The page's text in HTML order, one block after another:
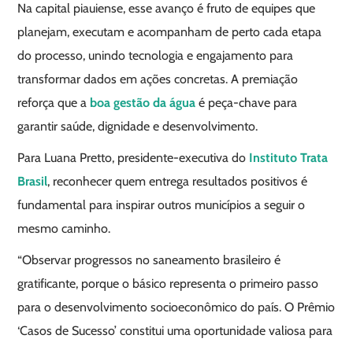
Na capital piauiense, esse avanço é fruto de equipes que
planejam, executam e acompanham de perto cada etapa
do processo, unindo tecnologia e engajamento para
transformar dados em ações concretas. A premiação
reforça que a boa gestão da água é peça-chave para
garantir saúde, dignidade e desenvolvimento.
Para Luana Pretto, presidente-executiva do Instituto Trata
Brasil, reconhecer quem entrega resultados positivos é
fundamental para inspirar outros municípios a seguir o
mesmo caminho.
“Observar progressos no saneamento brasileiro é
gratificante, porque o básico representa o primeiro passo
para o desenvolvimento socioeconômico do país. O Prêmio
‘Casos de Sucesso’ constitui uma oportunidade valiosa para